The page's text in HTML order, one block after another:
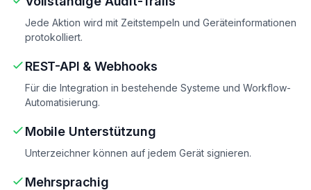
Jede Aktion wird mit Zeitstempeln und Geräteinformationen
protokolliert.
REST-API & Webhooks
Für die Integration in bestehende Systeme und Workflow-
Automatisierung.
Mobile Unterstützung
Unterzeichner können auf jedem Gerät signieren.
Mehrsprachig